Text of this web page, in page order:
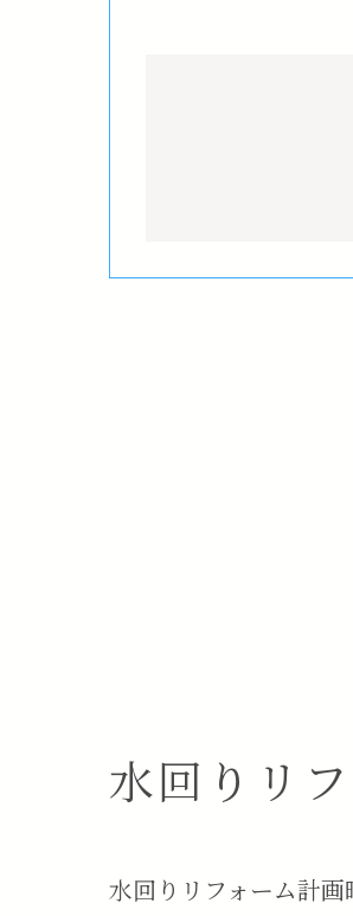
水回りリ
水回りリフォーム計